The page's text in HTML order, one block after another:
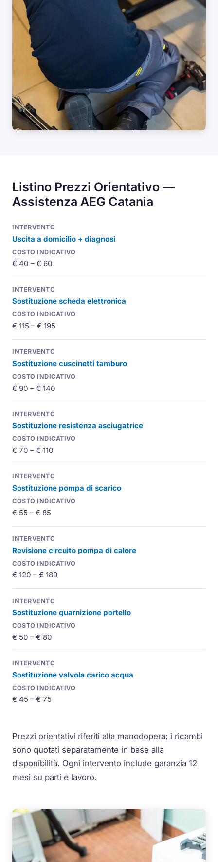
Listino Prezzi Orientativo —
Assistenza AEG Catania
Uscita a domicilio + diagnosi
€ 40 – € 60
Sostituzione scheda elettronica
€ 115 – € 195
Sostituzione cuscinetti tamburo
€ 90 – € 140
Sostituzione resistenza asciugatrice
€ 70 – € 110
Sostituzione pompa di scarico
€ 55 – € 85
Revisione circuito pompa di calore
€ 120 – € 180
Sostituzione guarnizione portello
€ 50 – € 80
Sostituzione valvola carico acqua
€ 45 – € 75
Prezzi orientativi riferiti alla manodopera; i ricambi
sono quotati separatamente in base alla
disponibilità. Ogni intervento include garanzia 12
mesi su parti e lavoro.